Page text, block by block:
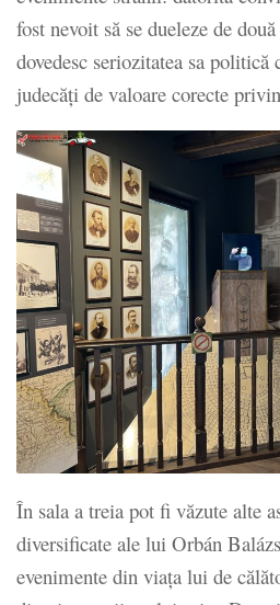
fost nevoit să se dueleze de
dovedesc seriozitatea sa politică
judecăți de valoare corecte
În sala a treia pot fi văzute alte
diversificate ale lui Orbán
evenimente din viața lui de